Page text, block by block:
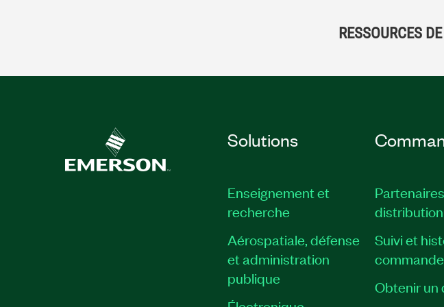
RESSOURCES
Solutions
Enseignement et
recherche
Aérospatiale, défense
et administration
publique
Suivi et
Obtenir un